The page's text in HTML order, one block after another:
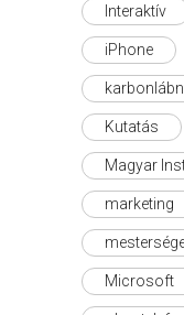
Interaktív
iPhone
Kutatás
Magyar
marketing
Microsoft